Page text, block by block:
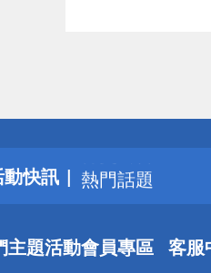
快訊
詐騙網頁！請
得獎公告
熱門話題
銀行優惠
詐騙網頁！請
主題活動會員專區 客服